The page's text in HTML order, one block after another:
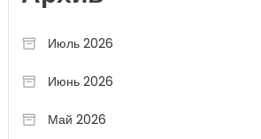
Июль 2026
Июнь 2026
Май 2026